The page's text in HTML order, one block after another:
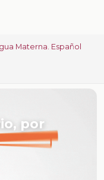
Materna. Español
por